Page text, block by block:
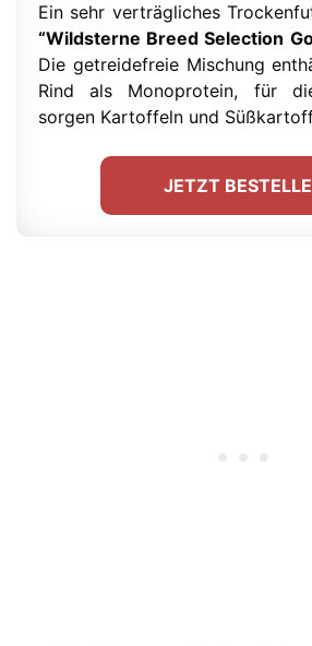
Ein sehr verträgliches
“Wildsterne Breed Selection
Die getreidefreie Mischung
Rind als Monoprotein, für
sorgen Kartoffeln und
JETZT